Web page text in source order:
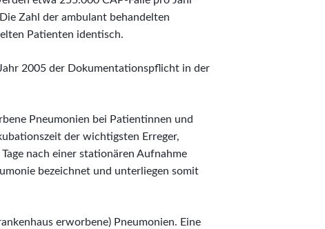
Zahl der ambulant behandelten
Patienten identisch.
2005 der Dokumentationspflicht in der
Pneumonien bei Patientinnen und
der wichtigsten Erreger,
nach einer stationären Aufnahme
bezeichnet und unterliegen somit
erworbene) Pneumonien. Eine